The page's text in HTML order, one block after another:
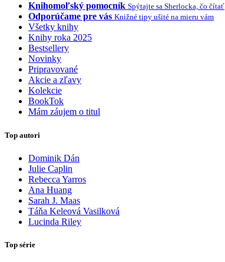
Knihomoľský pomocník Spýtajte sa Sherlocka, čo čítať
Odporúčame pre vás Knižné tipy ušité na mieru vám
Všetky knihy
Knihy roka 2025
Bestsellery
Novinky
Pripravované
Akcie a zľavy
Kolekcie
BookTok
Mám záujem o titul
Top autori
Dominik Dán
Julie Caplin
Rebecca Yarros
Ana Huang
Sarah J. Maas
Táňa Keleová Vasilková
Lucinda Riley
Top série